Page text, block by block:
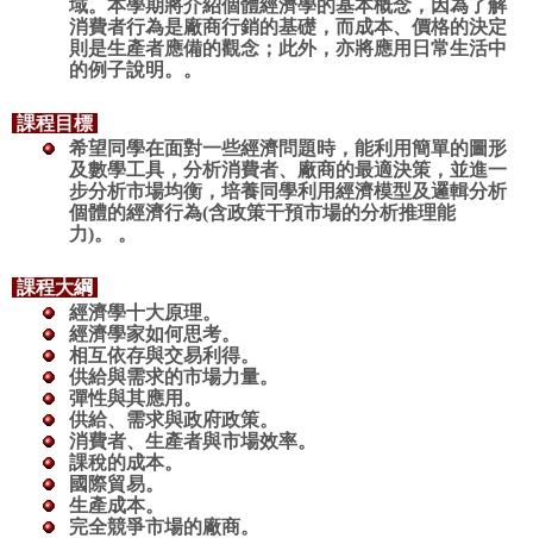
域。本學期將介紹個體經濟學的基本概念，因為了解
消費者行為是廠商行銷的基礎，而成本、價格的決定
則是生產者應備的觀念；此外，亦將應用日常生活中
的例子說明。
。
課程目標
希望同學在面對一些經濟問題時，能利用簡單的圖形
及數學工具，分析消費者、廠商的最適決策，並進一
步分析市場均衡，培養同學利用經濟模型及邏輯分析
個體的經濟行為(含政策干預市場的分析推理能
力)。
。
課程大綱
經濟學十大原理。
經濟學家如何思考。
相互依存與交易利得。
供給與需求的市場力量。
彈性與其應用。
供給、需求與政府政策。
消費者、生產者與市場效率。
課稅的成本。
國際貿易。
生產成本。
完全競爭市場的廠商。